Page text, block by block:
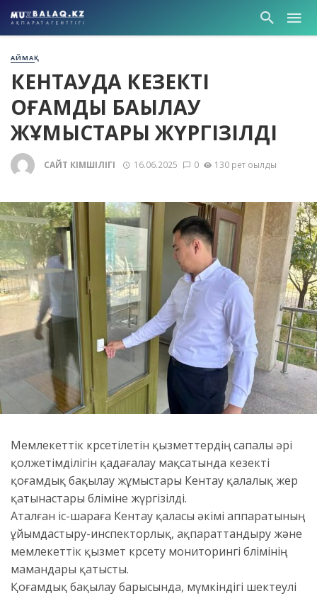
АЙМАҚ
КЕНТАУДА КЕЗЕКТІ
ҚОҒАМДЫҚ БАҚЫЛАУ
ЖҰМЫСТАРЫ ЖҮРГІЗІЛДІ
САЙТ ӘКІМШІЛІГІ 16.06.2025 0 130 рет оқылды
Мемлекеттік көрсетілетін қызметтердің сапалы әрі
қолжетімділігін қадағалау мақсатында кезекті
қоғамдық бақылау жұмыстары Кентау қалалық жер
қатынастары бөліміне жүргізілді.
Аталған іс-шараға Кентау қаласы әкімі аппаратының
ұйымдастыру-инспекторлық, ақпараттандыру және
мемлекеттік қызмет көрсету мониторингі бөлімінің
мамандары қатысты.
Қоғамдық бақылау барысында, мүмкіндігі шектеулі